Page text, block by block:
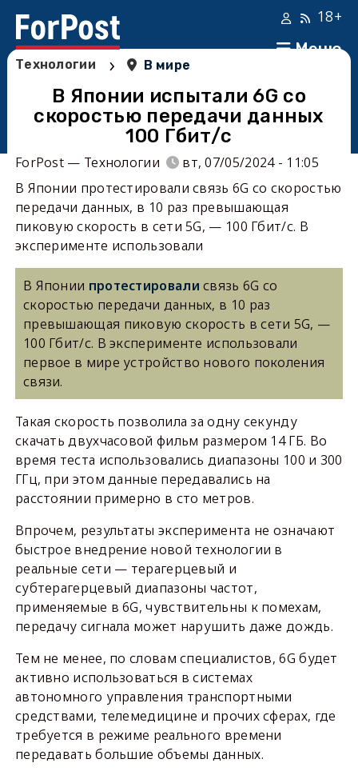
Меню
18+
Технологии › В мире
В Японии испытали 6G со
скоростью передачи данных
100 Гбит/c
ForPost — Технологии
вт, 07/05/2024 - 11:05
В Японии протестировали связь 6G со скоростью
передачи данных, в 10 раз превышающая
пиковую скорость в сети 5G, — 100 Гбит/с. В
эксперименте использовали
В Японии протестировали связь 6G со
скоростью передачи данных, в 10 раз
превышающая пиковую скорость в сети 5G, —
100 Гбит/с. В эксперименте использовали
первое в мире устройство нового поколения
связи.
Такая скорость позволила за одну секунду
скачать двухчасовой фильм размером 14 ГБ. Во
время теста использовались диапазоны 100 и 300
ГГц, при этом данные передавались на
расстоянии примерно в сто метров.
Впрочем, результаты эксперимента не означают
быстрое внедрение новой технологии в
реальные сети — терагерцевый и
субтерагерцевый диапазоны частот,
применяемые в 6G, чувствительны к помехам,
передачу сигнала может нарушить даже дождь.
Тем не менее, по словам специалистов, 6G будет
активно использоваться в системах
автономного управления транспортными
средствами, телемедицине и прочих сферах, где
требуется в режиме реального времени
передавать большие объемы данных.